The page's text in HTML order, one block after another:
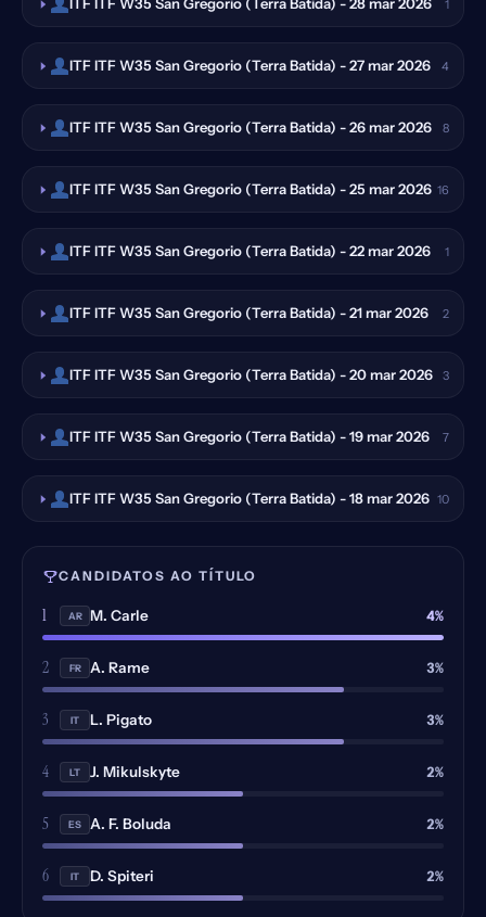
1
ITF ITF W35 San Gregorio (Terra Batida) - 27 mar 2026 4
ITF ITF W35 San Gregorio (Terra Batida) - 26 mar 2026 8
ITF ITF W35 San Gregorio (Terra Batida) - 25 mar 2026 16
ITF ITF W35 San Gregorio (Terra Batida) - 22 mar 2026 1
ITF ITF W35 San Gregorio (Terra Batida) - 21 mar 2026 2
ITF ITF W35 San Gregorio (Terra Batida) - 20 mar 2026 3
ITF ITF W35 San Gregorio (Terra Batida) - 19 mar 2026 7
ITF ITF W35 San Gregorio (Terra Batida) - 18 mar 2026 10
CANDIDATOS AO TÍTULO
1 AR M. Carle 4%
2 FR A. Rame 3%
3 IT L. Pigato 3%
4 LT J. Mikulskyte 2%
5 ES A. F. Boluda 2%
6 IT D. Spiteri 2%